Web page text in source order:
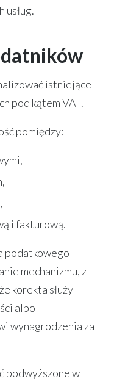
usług.
istniejące
pod kątem VAT.
pomiędzy:
i fakturową.
podatkowego
mechanizmu, z
korekta służy
albo
wynagrodzenia za
podwyższone w